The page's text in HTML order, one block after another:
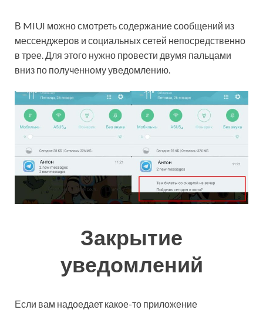
В MIUI можно смотреть содержание сообщений из
мессенджеров и социальных сетей непосредственно
в трее. Для этого нужно провести двумя пальцами
вниз по полученному уведомлению.
Закрытие
уведомлений
Если вам надоедает какое-то приложение